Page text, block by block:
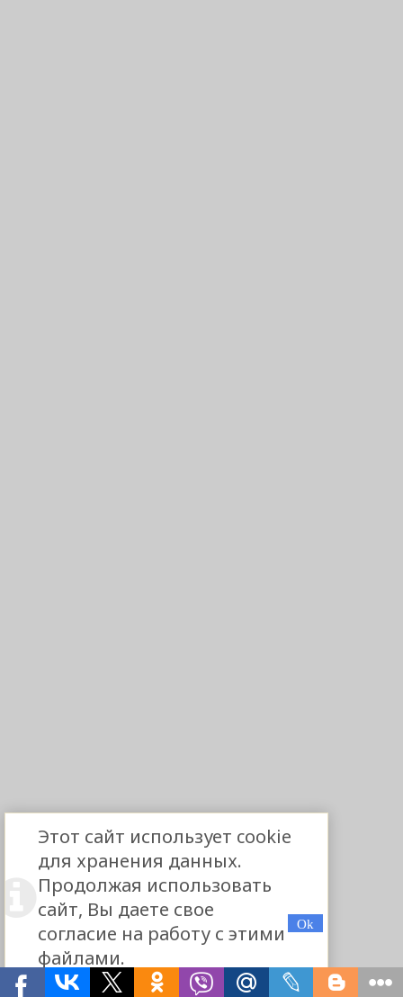
Этот сайт использует cookie
для хранения данных.
Продолжая использовать
сайт, Вы даете свое
согласие на работу с этими
файлами.